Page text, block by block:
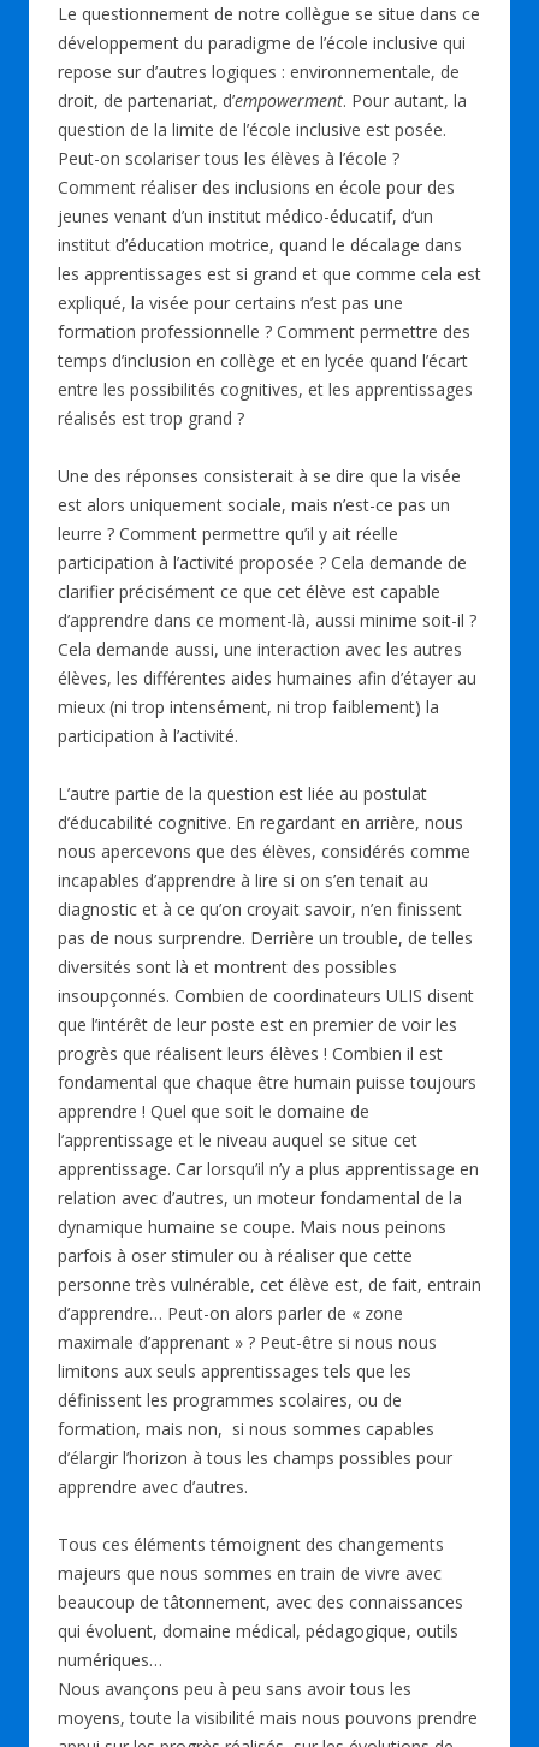
Le questionnement de notre collègue se situe dans ce
développement du paradigme de l’école inclusive qui
repose sur d’autres logiques : environnementale, de
droit, de partenariat, d’empowerment. Pour autant, la
question de la limite de l’école inclusive est posée.
Peut-on scolariser tous les élèves à l’école ?
Comment réaliser des inclusions en école pour des
jeunes venant d’un institut médico-éducatif, d’un
institut d’éducation motrice, quand le décalage dans
les apprentissages est si grand et que comme cela est
expliqué, la visée pour certains n’est pas une
formation professionnelle ? Comment permettre des
temps d’inclusion en collège et en lycée quand l’écart
entre les possibilités cognitives, et les apprentissages
réalisés est trop grand ?
Une des réponses consisterait à se dire que la visée
est alors uniquement sociale, mais n’est-ce pas un
leurre ? Comment permettre qu’il y ait réelle
participation à l’activité proposée ? Cela demande de
clarifier précisément ce que cet élève est capable
d’apprendre dans ce moment-là, aussi minime soit-il ?
Cela demande aussi, une interaction avec les autres
élèves, les différentes aides humaines afin d’étayer au
mieux (ni trop intensément, ni trop faiblement) la
participation à l’activité.
L’autre partie de la question est liée au postulat
d’éducabilité cognitive. En regardant en arrière, nous
nous apercevons que des élèves, considérés comme
incapables d’apprendre à lire si on s’en tenait au
diagnostic et à ce qu’on croyait savoir, n’en finissent
pas de nous surprendre. Derrière un trouble, de telles
diversités sont là et montrent des possibles
insoupçonnés. Combien de coordinateurs ULIS disent
que l’intérêt de leur poste est en premier de voir les
progrès que réalisent leurs élèves ! Combien il est
fondamental que chaque être humain puisse toujours
apprendre ! Quel que soit le domaine de
l’apprentissage et le niveau auquel se situe cet
apprentissage. Car lorsqu’il n’y a plus apprentissage en
relation avec d’autres, un moteur fondamental de la
dynamique humaine se coupe. Mais nous peinons
parfois à oser stimuler ou à réaliser que cette
personne très vulnérable, cet élève est, de fait, entrain
d’apprendre… Peut-on alors parler de « zone
maximale d’apprenant » ? Peut-être si nous nous
limitons aux seuls apprentissages tels que les
définissent les programmes scolaires, ou de
formation, mais non, si nous sommes capables
d’élargir l’horizon à tous les champs possibles pour
apprendre avec d’autres.
Tous ces éléments témoignent des changements
majeurs que nous sommes en train de vivre avec
beaucoup de tâtonnement, avec des connaissances
qui évoluent, domaine médical, pédagogique, outils
numériques…
Nous avançons peu à peu sans avoir tous les
moyens, toute la visibilité mais nous pouvons prendre